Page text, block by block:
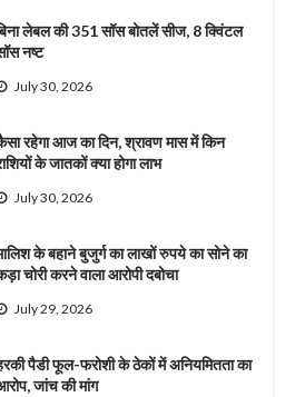
लेबल की 351 सॉस बोतलें सीज, 8 क्विंटल
नष्ट
July 30, 2026
रहेगा आज का दिन, श्रावण मास में किन
के जातकों क्या होगा लाभ
July 30, 2026
के बहाने बुजुर्ग का लाखों रुपये का सोने का
चोरी करने वाला आरोपी दबोचा
July 29, 2026
पैडी फूल-फरोशी के ठेकों में अनियमितता का
जांच की मांग